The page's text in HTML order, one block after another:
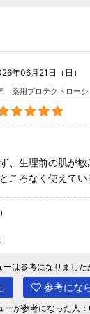
年06月21日（日）
薬用プロテクトロー
、生理前の肌が
ころなく使えてい
ーは参考になりました
参考にな
ーが参考になった人：